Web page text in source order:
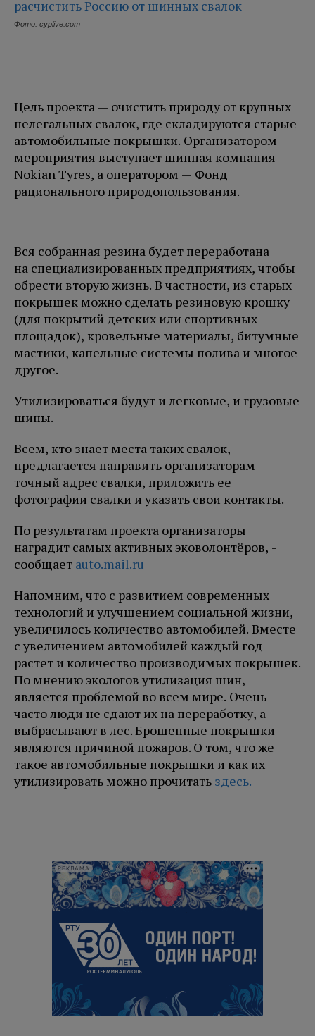
Фото: cyplive.com
Цель проекта — очистить природу от крупных
нелегальных свалок, где складируются старые
автомобильные покрышки. Организатором
мероприятия выступает шинная компания
Nokian Tyres, а оператором — Фонд
рационального природопользования.
Вся собранная резина будет переработана
на специализированных предприятиях, чтобы
обрести вторую жизнь. В частности, из старых
покрышек можно сделать резиновую крошку
(для покрытий детских или спортивных
площадок), кровельные материалы, битумные
мастики, капельные системы полива и многое
другое.
Утилизироваться будут и легковые, и грузовые
шины.
Всем, кто знает места таких свалок,
предлагается направить организаторам
точный адрес свалки, приложить ее
фотографии свалки и указать свои контакты.
По результатам проекта организаторы
наградит самых активных эковолонтёров, -
сообщает auto.mail.ru
Напомним, что с развитием современных
технологий и улучшением социальной жизни,
увеличилось количество автомобилей. Вместе
с увеличением автомобилей каждый год
растет и количество производимых покрышек.
По мнению экологов утилизация шин,
является проблемой во всем мире. Очень
часто люди не сдают их на переработку, а
выбрасывают в лес. Брошенные покрышки
являются причиной пожаров. О том, что же
такое автомобильные покрышки и как их
утилизировать можно прочитать здесь.
РЕКЛАМА